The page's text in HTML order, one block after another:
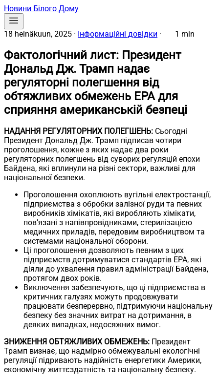
Новини Білого Дому
18 heinäkuun, 2025 · Інформаційні довідки · 1 min
Фактологічний лист: Президент
Дональд Дж. Трамп надає
регуляторні полегшення від
обтяжливих обмежень EPA для
сприяння американській безпеці
НАДАННЯ РЕГУЛЯТОРНИХ ПОЛЕГШЕНЬ: Сьогодні
Президент Дональд Дж. Трамп підписав чотири
проголошення, кожне з яких надає два роки
регуляторних полегшень від суворих регуляцій епохи
Байдена, які вплинули на різні сектори, важливі для
національної безпеки.
Проголошення охоплюють вугільні електростанції,
підприємства з обробки залізної руди та певних
виробників хімікатів, які виробляють хімікати,
пов’язані з напівпровідниками, стерилізацією
медичних приладів, передовим виробництвом та
системами національної оборони.
Ці проголошення дозволяють певним з цих
підприємств дотримуватися стандартів EPA, які
діяли до ухвалення правил адміністрації Байдена,
протягом двох років.
Виключення забезпечують, що ці підприємства в
критичних галузях можуть продовжувати
працювати безперервно, підтримуючи національну
безпеку без значних витрат на дотримання, в
деяких випадках, недосяжних вимог.
ЗНИЖЕННЯ ОБТЯЖЛИВИХ ОБМЕЖЕНЬ: Президент
Трамп визнає, що надмірно обмежувальні екологічні
регуляції підривають надійність енергетики Америки,
економічну життєздатність та національну безпеку.